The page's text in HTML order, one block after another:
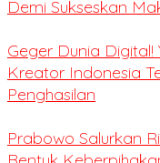
Demi Sukseskan
Geger Dunia Digital!
Kreator Indonesia
Penghasilan
Prabowo Salurkan